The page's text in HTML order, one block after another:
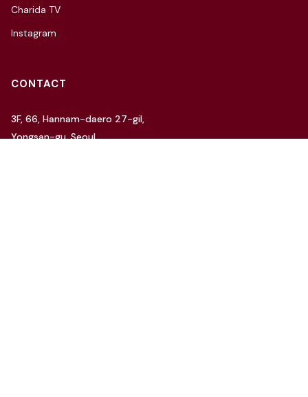
Charida TV
Instagram
CONTACT
3F, 66, Hannam-daero 27-gil,
Yongsan-gu, Seoul